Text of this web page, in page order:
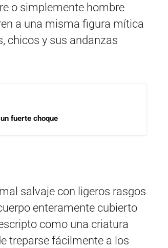
o simplemente hombre
a una misma figura mítica
chicos y sus andanzas
fuerte choque
salvaje con ligeros rasgos
enteramente cubierto
como una criatura
treparse fácilmente a los